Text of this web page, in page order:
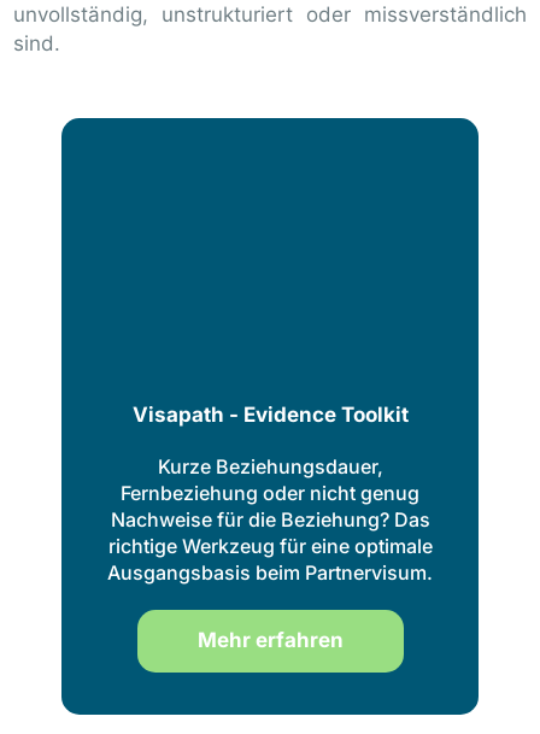
unvollständig, unstrukturiert oder missverständlich
sind.
Visapath - Evidence Toolkit
Kurze Beziehungsdauer,
Fernbeziehung oder nicht genug
Nachweise für die Beziehung? Das
richtige Werkzeug für eine optimale
Ausgangsbasis beim Partnervisum.
Mehr erfahren